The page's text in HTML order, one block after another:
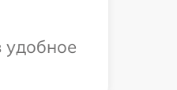
удобное